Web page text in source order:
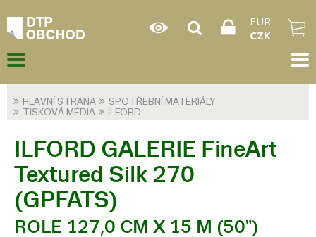
EUR
CZK
HLAVNÍ STRANA
SPOTŘEBNÍ MATERIÁLY
TISKOVÁ MÉDIA
ILFORD
ILFORD GALERIE FineArt
Textured Silk 270
(GPFATS)
ROLE 127,0 CM X 15 M (50")